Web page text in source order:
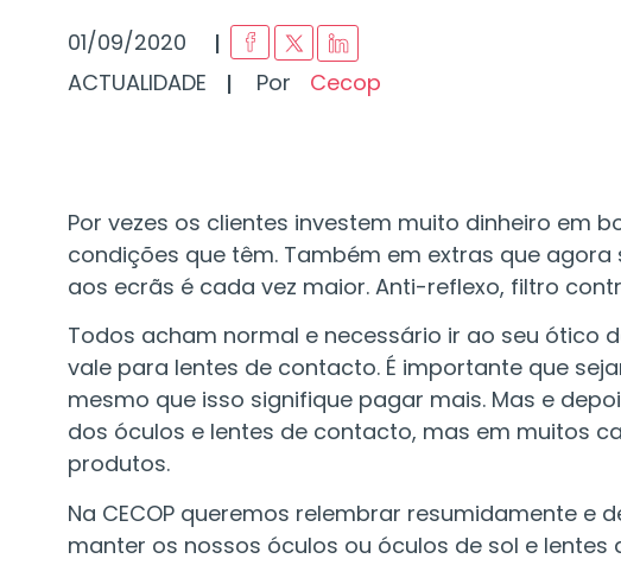
01/09/2020 I
ACTUALIDADE I Por Cecop
Por vezes os clientes investem muito dinheiro em
condições que têm. Também em extras que
aos ecrãs é cada vez maior. Anti-reflexo, filtro
Todos acham normal e necessário ir ao seu ótico
vale para lentes de contacto. É importante que
mesmo que isso signifique pagar mais. Mas e
dos óculos e lentes de contacto, mas em muitos
produtos.
Na CECOP queremos relembrar resumidamente
manter os nossos óculos ou óculos de sol e